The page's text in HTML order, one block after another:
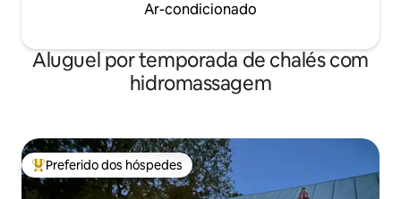
Ar-condicionado
Aluguel por temporada de chalés com
hidromassagem
Entre os melhores preferidos dos hóspedes
Preferido dos hóspedes